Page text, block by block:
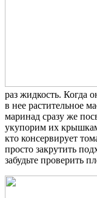
раз жидкость. Когда
в нее растительное
маринад сразу же
укупорим их
кто консервирует
просто закрутить
забудьте проверить